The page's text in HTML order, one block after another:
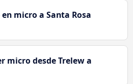
micro a Santa Rosa
micro desde Trelew a